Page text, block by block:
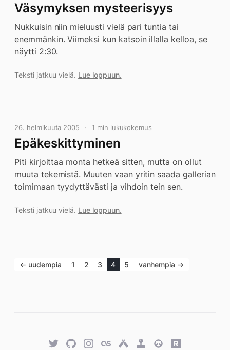
Väsymyksen mysteerisyys
Nukkuisin niin mieluusti vielä pari tuntia tai
enemmänkin. Viimeksi kun katsoin illalla kelloa, se
näytti 2:30.
Teksti jatkuu vielä. Lue loppuun.
26. helmikuuta 2005 1 min lukukokemus
Epäkeskittyminen
Piti kirjoittaa monta hetkeä sitten, mutta on ollut
muuta tekemistä. Muuten vaan yritin saada gallerian
toimimaan tyydyttävästi ja vihdoin tein sen.
Teksti jatkuu vielä. Lue loppuun.
← uudempia 1 2 3 4 5 vanhempia →
TwitterGitHubTwitterLast.fmUntappd
RetroOverwatch
Rawg.io